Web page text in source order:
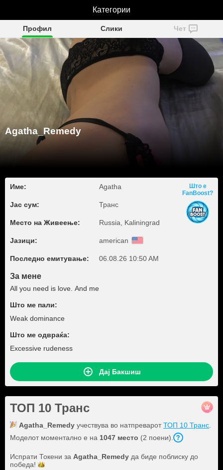
Agatha_Remedy
Профил Слики Чет
Agatha_Remedy
Име: Agatha
Јас сум: Транс
Место на Живеење: Russia, Kaliningrad
Јазици: american
Последно емитување: 06.08.26 10:50 AM
Што е
FanBoost?
За мене
All you need is love. And me
Што ме пали:
Weak dominance
Што ме одвраќа:
Excessive rudeness
Дај Бакшиш
ТОП 10 Транс
Agatha_Remedy учествува во натпреваротТОП 10 Транс
Моделот моментално е на 1047 место (2 поени).
Испрати Токени за Agatha_Remedy да биде поблиску до
победа!
Категории